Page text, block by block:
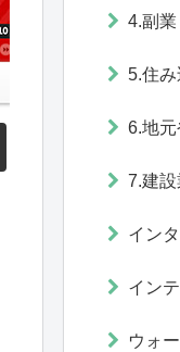
4.副業
5.住み
6.地元
7.建
イン
イン
ウォ